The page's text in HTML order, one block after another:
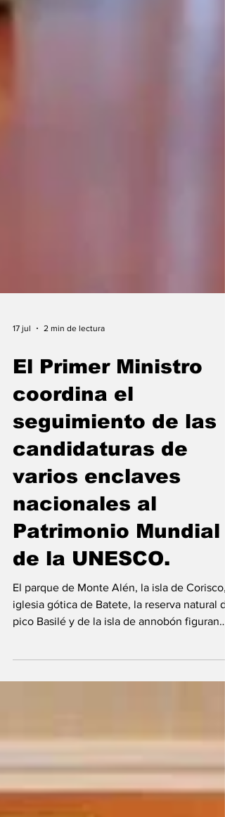
El Primer Ministro
coordina el
seguimiento de las
candidaturas de
varios enclaves
nacionales al
Patrimonio Mundial
de la UNESCO.
El parque de Monte Alén, la isla de Corisco,
iglesia gótica de Batete, la reserva natural
entre los espacios evaluados. La candidatura
durante una reunión de coordinación
con la que ha puesto fin a su agenda